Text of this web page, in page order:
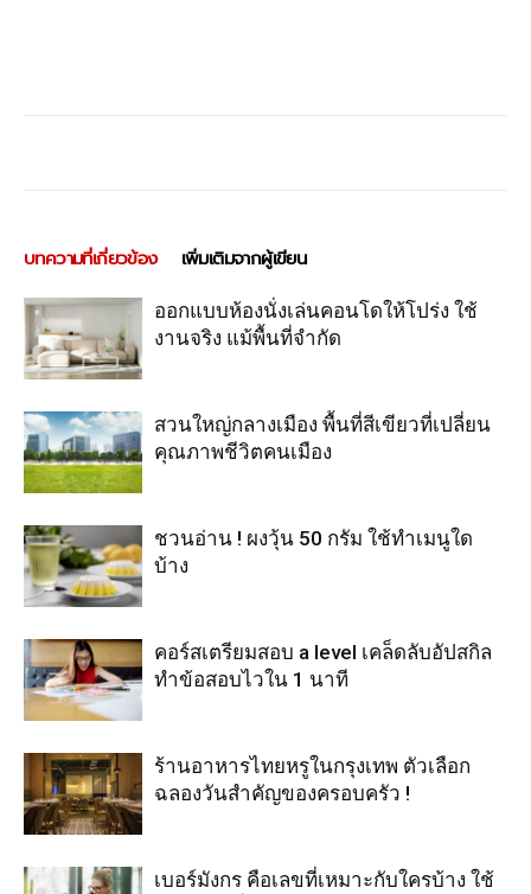
บทความที่เกี่ยวข้อง เพิ่มเติมจากผู้เขียน
ออกแบบห้องนั่งเล่นคอนโดให้โปร่ง ใช้
งานจริง แม้พื้นที่จำกัด
สวนใหญ่กลางเมือง พื้นที่สีเขียวที่เปลี่ยน
คุณภาพชีวิตคนเมือง
ชวนอ่าน ! ผงวุ้น 50 กรัม ใช้ทำเมนูใด
บ้าง
คอร์สเตรียมสอบ a level เคล็ดลับอัปสกิล
ทำข้อสอบไวใน 1 นาที
ร้านอาหารไทยหรูในกรุงเทพ ตัวเลือก
ฉลองวันสำคัญของครอบครัว !
เบอร์มังกร คือเลขที่เหมาะกับใครบ้าง ใช้